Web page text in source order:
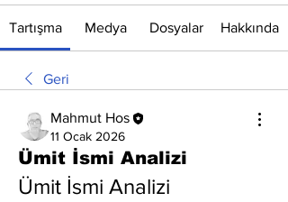
Tartışma Medya Dosyalar Hakkında
Geri
Mahmut Hos
11 Ocak 2026
Ümit İsmi Analizi
Ümit İsmi Analizi